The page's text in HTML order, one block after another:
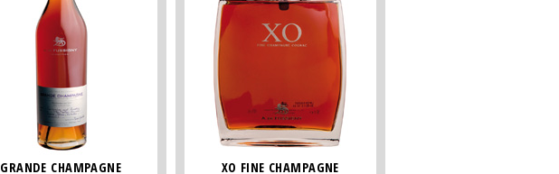
GRANDE CHAMPAGNE XO FINE CHAMPAGNE